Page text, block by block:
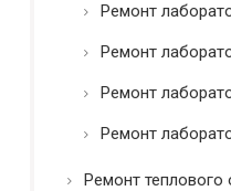
Ремонт
Ремонт
Ремонт
Ремонт
Ремонт теплового